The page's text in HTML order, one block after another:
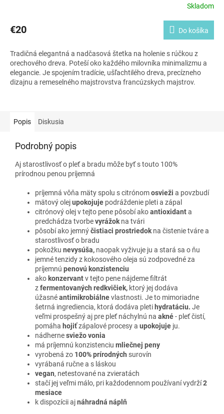
Skladom
€20 Do košíka
Tradičná elegantná a nadčasová štetka na holenie s rúčkou z
orechového dreva. Poteší oko každého milovníka minimalizmu a
elegancie. Je spojením tradície, ušľachtilého dreva, precízneho
dizajnu a remeselného majstrovstva francúzskych majstrov.
Popis Diskusia
Podrobný popis
Aj starostlivosť o pleť a bradu môže byť s touto 100%
prírodnou penou príjemná
príjemná vôňa mäty spolu s citrónomosvieži a povzbudí
mätový olejupokojuje podráždenie pleti a zápal
citrónový olejv tejto pene pôsobí akoantioxidanta
predchádza tvorbevyrážok na tvári
pôsobí ako jemnýčistiaci prostriedok na čistenie tváre a
starostlivosť o bradu
pokožku nevysúša, naopak vyživuje ju a stará sa o ňu
jemné tenzidy z kokosového oleja sú zodpovedné za
príjemnú penovú konzistenciu
ako konzervantv tejto pene nájdeme filtrát
zfermentovaných redkvičiek, ktorý jej dodáva
úžasnéantimikrobiálnevlastnosti. Je to mimoriadne
šetrná ingrediencia, ktorá dodáva pleti hydratáciu. Je
veľmi prospešný aj pre pleť náchylnú na akné- pleť čistí,
pomáha hojiťzápalové procesy a upokojuje ju.
nádhernesviežo vonia
má príjemnú konzistenciu mliečnej peny
vyrobená zo 100% prírodných surovín
vyrábaná ručne a s láskou
vegan, netestované na zvieratách
stačí jej veľmi málo, pri každodennom používaní vydrží2
mesiace
k dispozícii ajnáhradná náplň